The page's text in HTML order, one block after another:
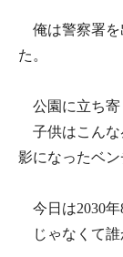
俺は警察署を
た。
公園に立ち寄
子供はこんな
影になったベン
今日は2030年
じゃなくて誰